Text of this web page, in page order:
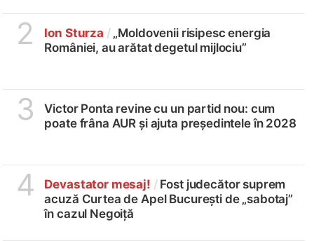
2 Ion Sturza /„Moldovenii risipesc energia
României, au arătat degetul mijlociu”
3
Victor Ponta revine cu un partid nou: cum
poate frâna AUR și ajuta președintele în 2028
4 Devastator mesaj! / Fost judecător suprem
acuză Curtea de Apel București de „sabotaj”
în cazul Negoiță